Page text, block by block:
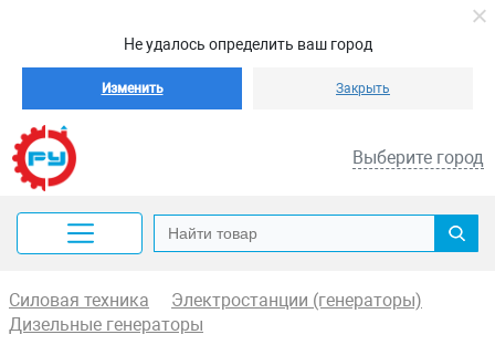
Не удалось определить ваш город
Изменить Закрыть
Выберите город
Силовая техника
Электростанции (генераторы)
Дизельные генераторы